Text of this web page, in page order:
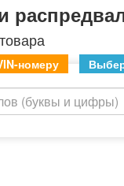
товара
номеру